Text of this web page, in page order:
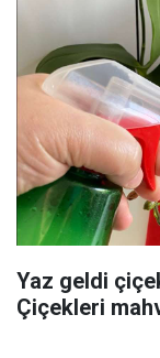
Yaz geldi
Çiçekleri